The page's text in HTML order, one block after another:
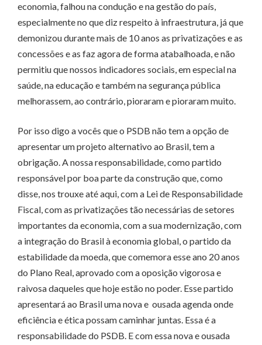
economia, falhou na condução e na gestão do país,
especialmente no que diz respeito à infraestrutura, já que
demonizou durante mais de 10 anos as privatizações e as
concessões e as faz agora de forma atabalhoada, e não
permitiu que nossos indicadores sociais, em especial na
saúde, na educação e também na segurança pública
melhorassem, ao contrário, pioraram e pioraram muito.
Por isso digo a vocês que o PSDB não tem a opção de
apresentar um projeto alternativo ao Brasil, tem a
obrigação. A nossa responsabilidade, como partido
responsável por boa parte da construção que, como
disse, nos trouxe até aqui, com a Lei de Responsabilidade
Fiscal, com as privatizações tão necessárias de setores
importantes da economia, com a sua modernização, com
a integração do Brasil à economia global, o partido da
estabilidade da moeda, que comemora esse ano 20 anos
do Plano Real, aprovado com a oposição vigorosa e
raivosa daqueles que hoje estão no poder. Esse partido
apresentará ao Brasil uma nova e ousada agenda onde
eficiência e ética possam caminhar juntas. Essa é a
responsabilidade do PSDB. E com essa nova e ousada